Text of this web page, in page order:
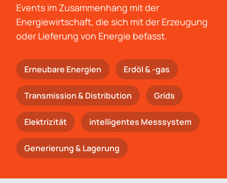
Events im Zusammenhang mit der
Energiewirtschaft, die sich mit der Erzeugung
oder Lieferung von Energie befasst.
Erneubare Energien Erdöl & -gas
Trans­mis­si­on & Distribution Grids
Elektrizität intelligentes Messsystem
Generierung & Lagerung